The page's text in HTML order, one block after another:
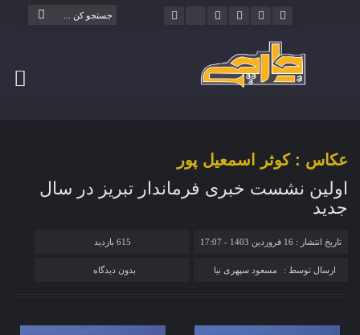
عکاس : کوثر اسمعیل پور
اولین نشست خبری فرماندار تبریز در سال
جدید
تاریخ انتشار : 16 فروردین 1403 - 17:07 615 بازدید
ارسال توسط : مسعود سپهری نیا بدون دیدگاه